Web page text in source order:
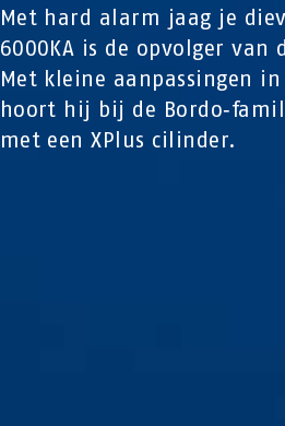
Met hard alarm jaag je
6000KA is de opvolger van
Met kleine aanpassingen
hoort hij bij de
met een XPlus cilinder.